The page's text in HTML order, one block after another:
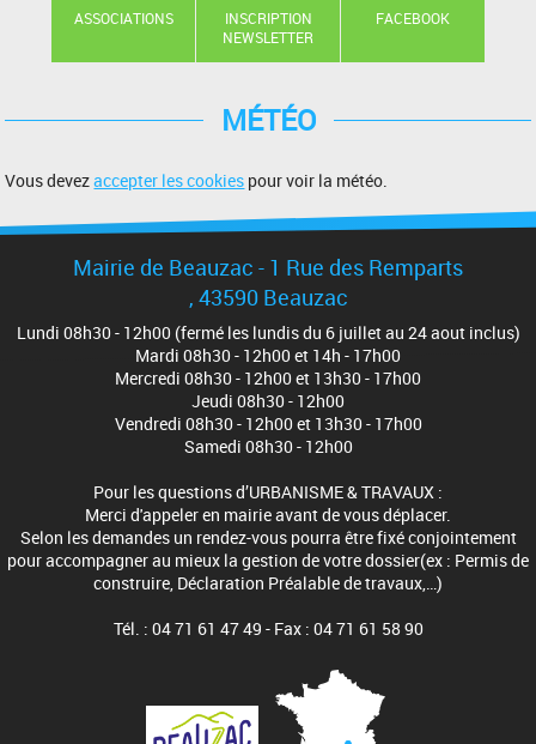
ASSOCIATIONS
INSCRIPTION
NEWSLETTER
FACEBOOK
MÉTÉO
Vous devezaccepter les cookies pour voir la météo.
Mairie de Beauzac - 1 Rue des Remparts
, 43590 Beauzac
Lundi 08h30 - 12h00 (fermé les lundis du 6 juillet au 24 aout inclus)
Mardi 08h30 - 12h00 et 14h - 17h00
Mercredi 08h30 - 12h00 et 13h30 - 17h00
Jeudi 08h30 - 12h00
Vendredi 08h30 - 12h00 et 13h30 - 17h00
Samedi 08h30 - 12h00
Pour les questions d’URBANISME & TRAVAUX :
Merci d'appeler en mairie avant de vous déplacer.
Selon les demandes un rendez-vous pourra être fixé conjointement
pour accompagner au mieux la gestion de votre dossier(ex : Permis de
construire, Déclaration Préalable de travaux,…)
Tél. : 04 71 61 47 49 - Fax : 04 71 61 58 90